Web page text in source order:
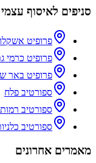
סניפים לאיסוף עצמי
פרופיט
פרופיט כרמי
פרופיט באר
ספורטיב פלח
ספורטיב רמות
ספורטיב
מאמרים אחרונים